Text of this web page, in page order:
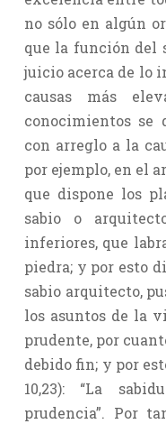
no sólo en algún
que la función del
juicio acerca de lo
causas más
conocimientos se
con arreglo a la
por ejemplo, en el
que dispone los
sabio o
inferiores, que
piedra; y por esto
sabio arquitecto,
los asuntos de la
prudente, por
debido fin; y por
10,23): “La
prudencia”. Por